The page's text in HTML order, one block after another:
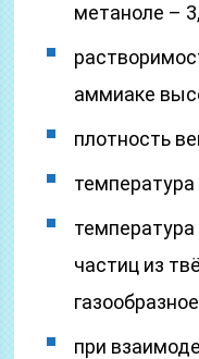
метаноле –
аммиаке
плотность
температура
частиц из
при